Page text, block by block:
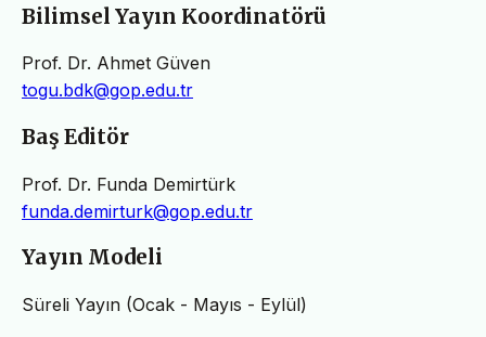
Bilimsel Yayın Koordinatörü
Prof. Dr. Ahmet Güven
togu.bdk@gop.edu.tr
Baş Editör
Prof. Dr. Funda Demirtürk
funda.demirturk@gop.edu.tr
Yayın Modeli
Süreli Yayın (Ocak - Mayıs - Eylül)